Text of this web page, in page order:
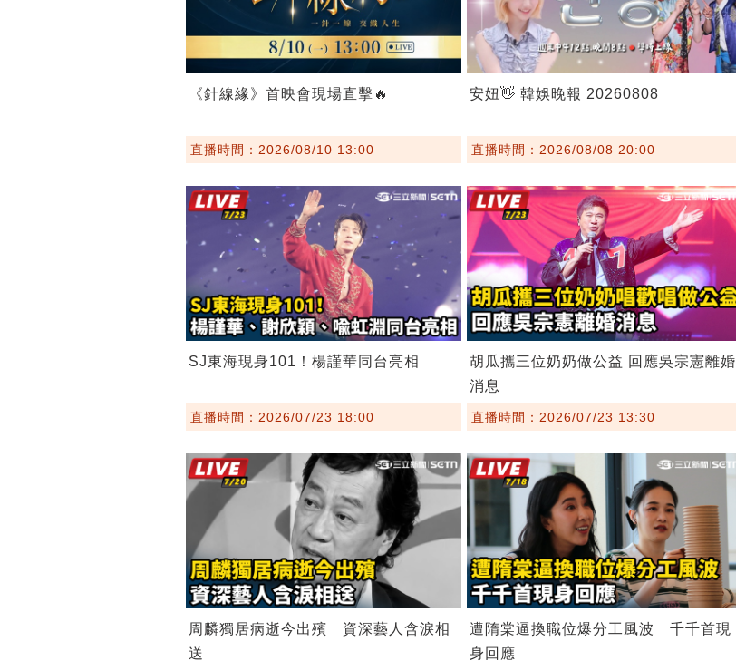
《針線緣》首映會現場直擊🔥
直播時間：2026/08/10 13:00
安妞👋 韓娛晚報 20260808
直播時間：2026/08/08 20:00
SJ東海現身101！楊謹華同台亮相
直播時間：2026/07/23 18:00
胡瓜攜三位奶奶做公益 回應吳宗憲離婚
消息
直播時間：2026/07/23 13:30
周麟獨居病逝今出殯 資深藝人含淚相
送
遭隋棠逼換職位爆分工風波 千千首現
身回應